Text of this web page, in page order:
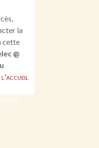
la
cette
@
l'accueil
S